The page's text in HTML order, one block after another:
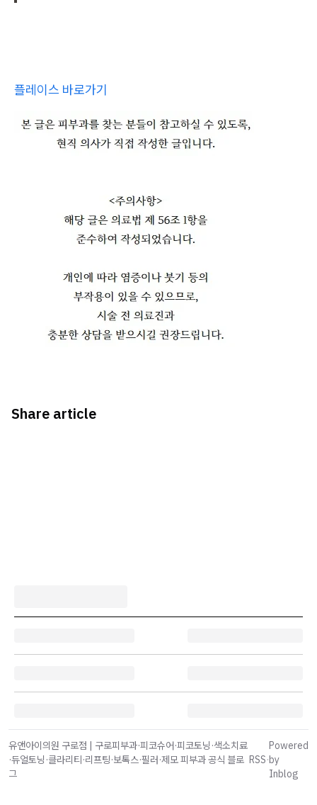
플레이스 바로가기
Share article
유앤아이의원 구로점 | 구로피부과·피코슈어·피코토닝·색소치료
·듀얼토닝·클라리티·리프팅·보톡스·필러·제모 피부과 공식 블로
그
RSS·
Powered
by
Inblog